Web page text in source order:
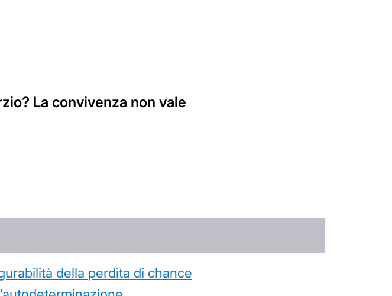
La convivenza non vale
della perdita di chance